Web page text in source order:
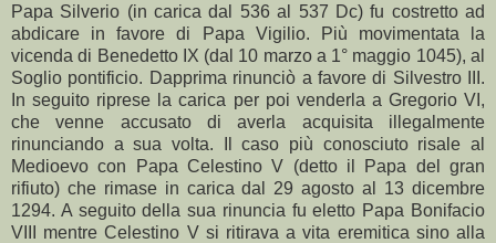
Papa Silverio (in carica dal 536 al 537 Dc) fu costretto ad
abdicare in favore di Papa Vigilio. Più movimentata la
vicenda di Benedetto IX (dal 10 marzo a 1° maggio 1045), al
Soglio pontificio. Dapprima rinunciò a favore di Silvestro III.
In seguito riprese la carica per poi venderla a Gregorio VI,
che venne accusato di averla acquisita illegalmente
rinunciando a sua volta. Il caso più conosciuto risale al
Medioevo con Papa Celestino V (detto il Papa del gran
rifiuto) che rimase in carica dal 29 agosto al 13 dicembre
1294. A seguito della sua rinuncia fu eletto Papa Bonifacio
VIII mentre Celestino V si ritirava a vita eremitica sino alla